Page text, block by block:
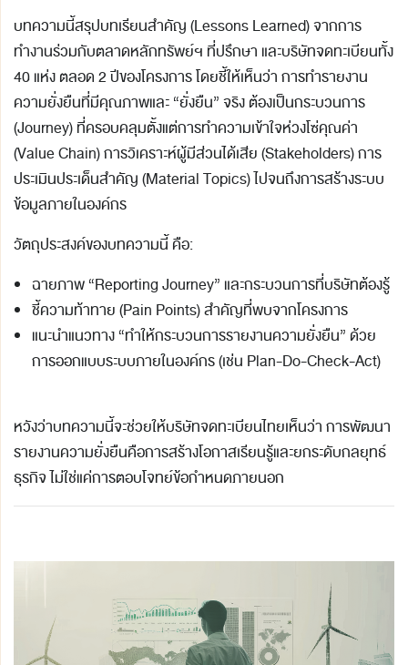
บทความนี้สรุปบทเรียนสำคัญ (Lessons Learned) จากการ
ทำงานร่วมกับตลาดหลักทรัพย์ฯ ที่ปรึกษา และบริษัทจดทะเบียนทั้ง
40 แห่ง ตลอด 2 ปีของโครงการ โดยชี้ให้เห็นว่า การทำรายงาน
ความยั่งยืนที่มีคุณภาพและ “ยั่งยืน” จริง ต้องเป็นกระบวนการ
(Journey) ที่ครอบคลุมตั้งแต่การทำความเข้าใจห่วงโซ่คุณค่า
(Value Chain) การวิเคราะห์ผู้มีส่วนได้เสีย (Stakeholders) การ
ประเมินประเด็นสำคัญ (Material Topics) ไปจนถึงการสร้างระบบ
ข้อมูลภายในองค์กร
วัตถุประสงค์ของบทความนี้ คือ:
ฉายภาพ “Reporting Journey” และกระบวนการที่บริษัทต้องรู้
ชี้ความท้าทาย (Pain Points) สำคัญที่พบจากโครงการ
แนะนำแนวทาง “ทำให้กระบวนการรายงานความยั่งยืน” ด้วย
การออกแบบระบบภายในองค์กร (เช่น Plan-Do-Check-Act)
หวังว่าบทความนี้จะช่วยให้บริษัทจดทะเบียนไทยเห็นว่า การพัฒนา
รายงานความยั่งยืนคือการสร้างโอกาสเรียนรู้และยกระดับกลยุทธ์
ธุรกิจ ไม่ใช่แค่การตอบโจทย์ข้อกำหนดภายนอก